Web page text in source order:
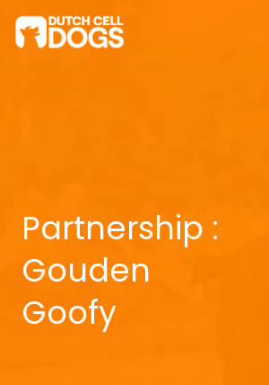
Partnership :
Gouden
Goofy